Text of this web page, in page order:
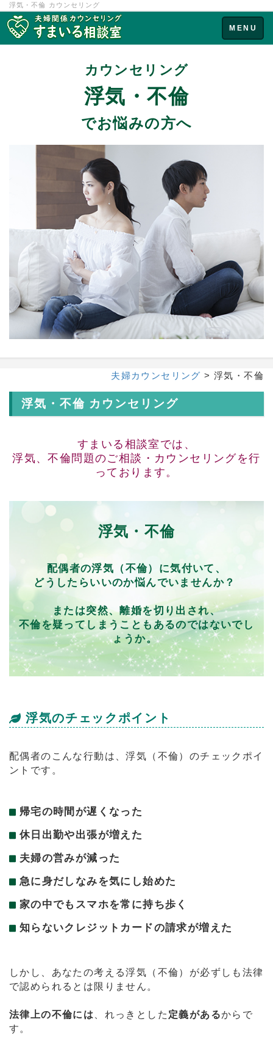
浮気・不倫 カウンセリング
Toggle
navigation
MENU
カウンセリング
浮気・不倫
でお悩みの方へ
夫婦カウンセリング > 浮気・不倫
浮気・不倫 カウンセリング
すまいる相談室では、
浮気、不倫問題のご相談・カウンセリングを行
っております。
浮気・不倫
配偶者の浮気（不倫）に気付いて、
どうしたらいいのか悩んでいませんか？
または突然、離婚を切り出され、
不倫を疑ってしまうこともあるのではないでし
ょうか。
浮気のチェックポイント
配偶者のこんな行動は、浮気（不倫）のチェックポイ
ントです。
帰宅の時間が遅くなった
休日出勤や出張が増えた
夫婦の営みが減った
急に身だしなみを気にし始めた
家の中でもスマホを常に持ち歩く
知らないクレジットカードの請求が増えた
しかし、あなたの考える浮気（不倫）が必ずしも法律
で認められるとは限りません。
法律上の不倫には 、れっきとした 定義があるからで
す。